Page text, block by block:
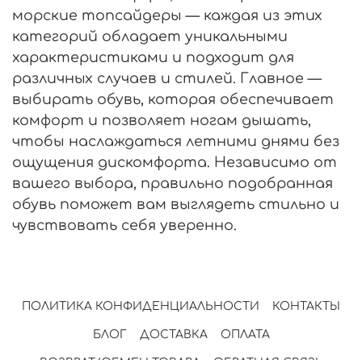
морские топсайдеры — каждая из этих
категорий обладает уникальными
характеристиками и подходит для
различных случаев и стилей. Главное —
выбирать обувь, которая обеспечивает
комфорт и позволяет ногам дышать,
чтобы наслаждаться летними днями без
ощущения дискомфорта. Независимо от
вашего выбора, правильно подобранная
обувь поможет вам выглядеть стильно и
чувствовать себя уверенно.
ПОЛИТИКА КОНФИДЕНЦИАЛЬНОСТИ КОНТАКТЫ
БЛОГ ДОСТАВКА ОПЛАТА